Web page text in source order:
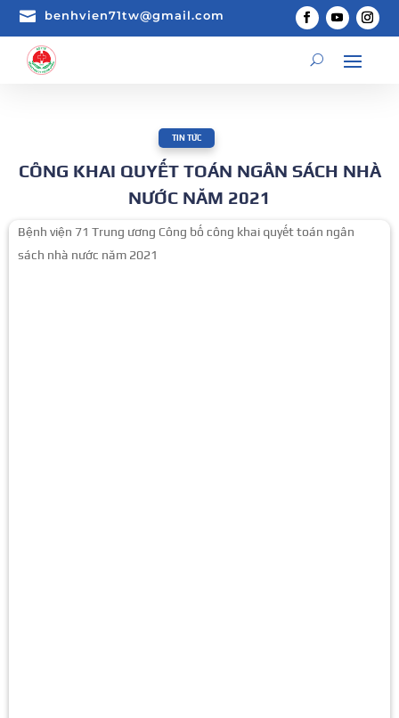
 benhvien71tw@gmail.com
TIN TỨC
CÔNG KHAI QUYẾT TOÁN NGÂN SÁCH NHÀ
NƯỚC NĂM 2021
Bệnh viện 71 Trung ương Công bố công khai quyết toán ngân
sách nhà nước năm 2021